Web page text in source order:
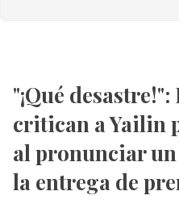
"¡Qué
critican a Yailin
al pronunciar
la entrega de